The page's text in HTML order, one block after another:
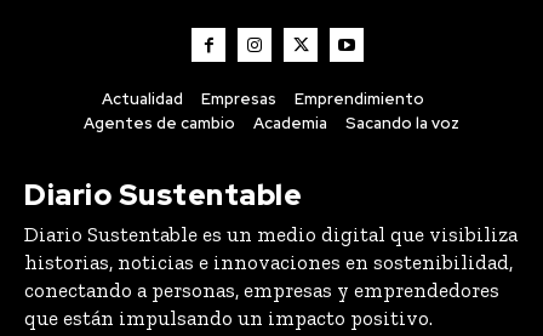
Actualidad Empresas
Emprendimiento
Agentes de cambio
Academia Sacando la voz
Diario Sustentable
Diario Sustentable es un medio digital que visibiliza
historias, noticias e innovaciones en sostenibilidad,
conectando a personas, empresas y emprendedores
que están impulsando un impacto positivo.